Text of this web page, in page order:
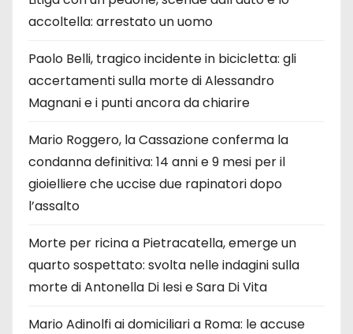
accoltella: arrestato un uomo
Paolo Belli, tragico incidente in bicicletta: gli
accertamenti sulla morte di Alessandro
Magnani e i punti ancora da chiarire
Mario Roggero, la Cassazione conferma la
condanna definitiva: 14 anni e 9 mesi per il
gioielliere che uccise due rapinatori dopo
l’assalto
Morte per ricina a Pietracatella, emerge un
quarto sospettato: svolta nelle indagini sulla
morte di Antonella Di Iesi e Sara Di Vita
Mario Adinolfi ai domiciliari a Roma: le accuse